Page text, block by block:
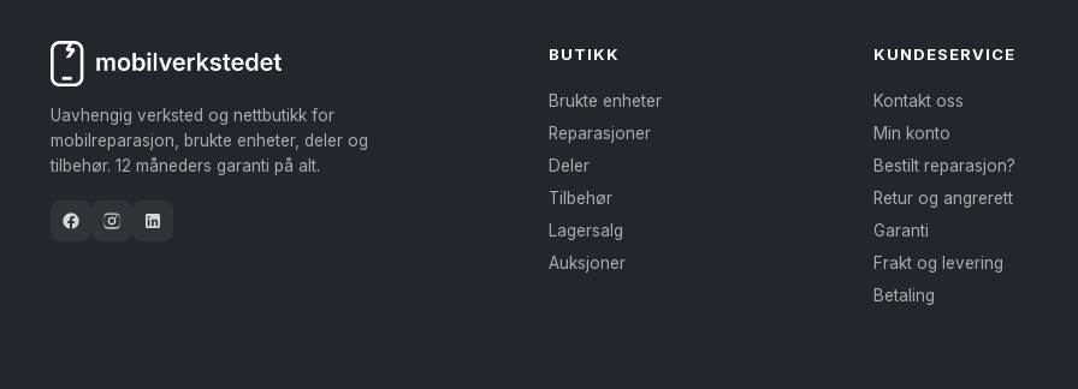
kan
på
produktsiden
kan
på
produktsiden
Uavhengig verksted og nettbutikk for
mobilreparasjon, brukte enheter, deler og
tilbehør. 12 måneders garanti på alt.
BUTIKK
Brukte enheter
Reparasjoner
Deler
Tilbehør
Lagersalg
Auksjoner
KUNDESERVICE
Kontakt oss
Min konto
Bestilt reparasjon?
Retur og angrerett
Garanti
Frakt og levering
Betaling